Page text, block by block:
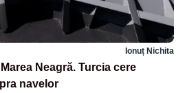
Ionuț Nichita
Neagră. Turcia cere
navelor